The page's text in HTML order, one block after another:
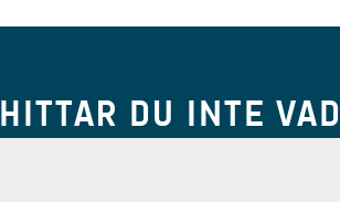
HITTAR DU INTE